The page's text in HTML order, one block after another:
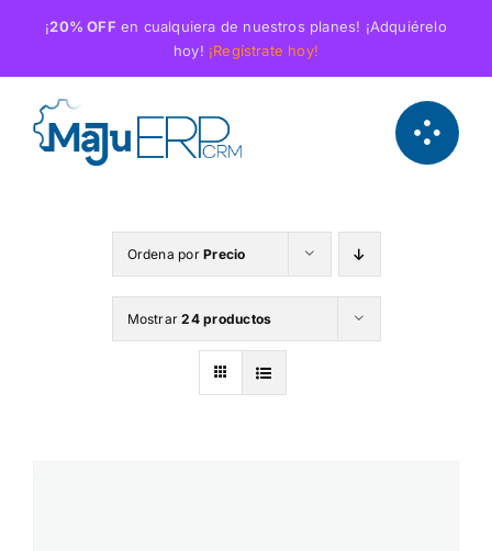
contenido
¡20% OFF en cualquiera de nuestros planes! ¡Adquiérelo
hoy! ¡Regístrate hoy!
Ordena porPrecio
Mostrar24 productos